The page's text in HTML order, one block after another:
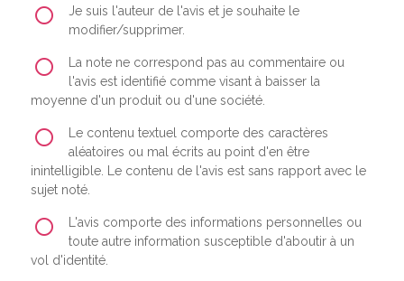
Je suis l'auteur de l'avis et je souhaite le
modifier/supprimer.
La note ne correspond pas au commentaire ou
l'avis est identifié comme visant à baisser la
moyenne d'un produit ou d'une société.
Le contenu textuel comporte des caractères
aléatoires ou mal écrits au point d'en être
inintelligible. Le contenu de l'avis est sans rapport avec le
sujet noté.
L'avis comporte des informations personnelles ou
toute autre information susceptible d'aboutir à un
vol d'identité.